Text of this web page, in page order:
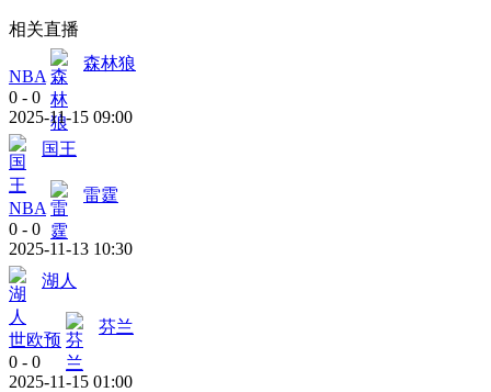
相关直播
NBA
森林狼
0 - 0
2025-11-15 09:00
国王
NBA
雷霆
0 - 0
2025-11-13 10:30
湖人
世欧预
芬兰
0 - 0
2025-11-15 01:00